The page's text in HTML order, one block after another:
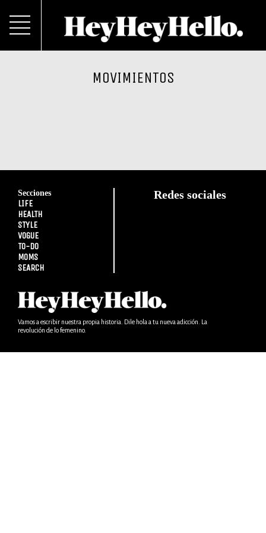
MOVIMIENTOS
Secciones
LIFE
HEALTH
STYLE
VOGUE
TO-DO
MOMS
SEARCH
Redes sociales
Vamos a escribir nuestra propia historia. Dile hola a tu nueva adicción. La
revolución de lo femenino.